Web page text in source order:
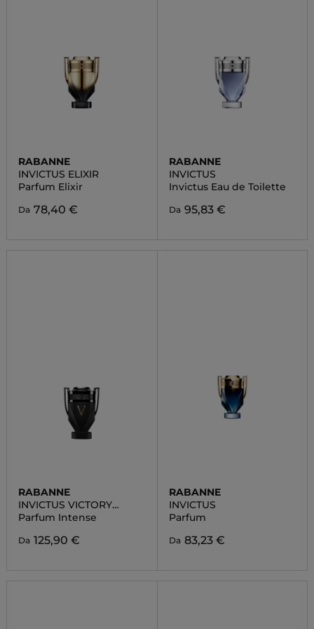
RABANNE
INVICTUS ELIXIR
Parfum Elixir
Da 78,40 €
RABANNE
INVICTUS
Invictus Eau de Toilette
Da 95,83 €
RABANNE
INVICTUS VICTORY
ABSOLU
Parfum Intense
Da 125,90 €
RABANNE
INVICTUS
Parfum
Da 83,23 €